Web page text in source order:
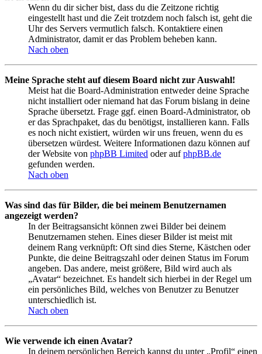
Wenn du dir sicher bist, dass du die Zeitzone richtig
eingestellt hast und die Zeit trotzdem noch falsch ist, geht die
Uhr des Servers vermutlich falsch. Kontaktiere einen
Administrator, damit er das Problem beheben kann.
Nach oben
Meine Sprache steht auf diesem Board nicht zur Auswahl!
Meist hat die Board-Administration entweder deine Sprache
nicht installiert oder niemand hat das Forum bislang in deine
Sprache übersetzt. Frage ggf. einen Board-Administrator, ob
er das Sprachpaket, das du benötigst, installieren kann. Falls
es noch nicht existiert, würden wir uns freuen, wenn du es
übersetzen würdest. Weitere Informationen dazu können auf
der Website von phpBB Limited oder aufphpBB.de
gefunden werden.
Nach oben
Was sind das für Bilder, die bei meinem Benutzernamen
angezeigt werden?
In der Beitragsansicht können zwei Bilder bei deinem
Benutzernamen stehen. Eines dieser Bilder ist meist mit
deinem Rang verknüpft: Oft sind dies Sterne, Kästchen oder
Punkte, die deine Beitragszahl oder deinen Status im Forum
angeben. Das andere, meist größere, Bild wird auch als
„Avatar“ bezeichnet. Es handelt sich hierbei in der Regel um
ein persönliches Bild, welches von Benutzer zu Benutzer
unterschiedlich ist.
Nach oben
Wie verwende ich einen Avatar?
In deinem persönlichen Bereich kannst du unter „Profil“ einen